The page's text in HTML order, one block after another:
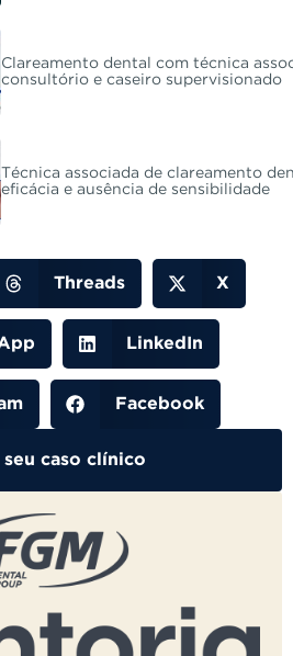
Clareamento dental com técnica
consultório e caseiro supervisionado
Técnica associada de clareamento
eficácia e ausência de sensibilidade
Threads X
LinkedIn
Facebook
seu caso clínico